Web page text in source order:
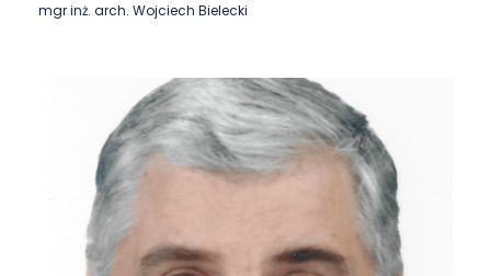
mgr inż. arch. Wojciech Bielecki